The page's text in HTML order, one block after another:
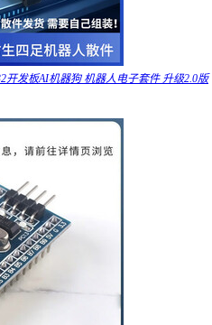
开发板AI机器狗 机器人电子套件 升级2.0版